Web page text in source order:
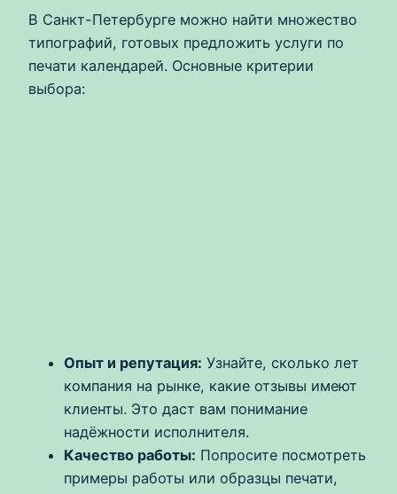
В Санкт-Петербурге можно найти множество
типографий, готовых предложить услуги по
печати календарей. Основные критерии
выбора:
Опыт и репутация: Узнайте, сколько лет
компания на рынке, какие отзывы имеют
клиенты. Это даст вам понимание
надёжности исполнителя.
Качество работы: Попросите посмотреть
примеры работы или образцы печати,